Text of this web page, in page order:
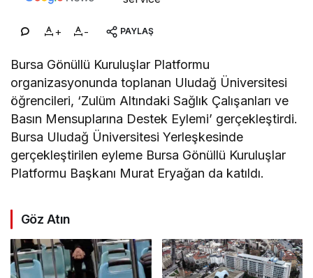
+ - PAYLAŞ
Bursa Gönüllü Kuruluşlar Platformu
organizasyonunda toplanan Uludağ Üniversitesi
öğrencileri, ‘Zulüm Altındaki Sağlık Çalışanları ve
Basın Mensuplarına Destek Eylemi’ gerçekleştirdi.
Bursa Uludağ Üniversitesi Yerleşkesinde
gerçekleştirilen eyleme Bursa Gönüllü Kuruluşlar
Platformu Başkanı Murat Eryağan da katıldı.
Göz Atın